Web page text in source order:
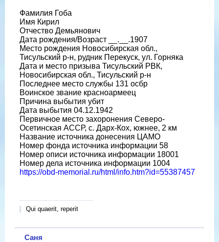
Фамилия Гоба
Имя Кирил
Отчество Демьянович
Дата рождения/Возраст __.__.1907
Место рождения Новосибирская обл.,
Тисульский р-н, рудник Перекуск, ул. Горняка
Дата и место призыва Тисульский РВК,
Новосибирская обл., Тисульский р-н
Последнее место службы 131 осбр
Воинское звание красноармеец
Причина выбытия убит
Дата выбытия 04.12.1942
Первичное место захоронения Северо-
Осетинская АССР, с. Дарх-Кох, южнее, 2 км
Название источника донесения ЦАМО
Номер фонда источника информации 58
Номер описи источника информации 18001
Номер дела источника информации 1004
https://obd-memorial.ru/html/info.htm?id=55387457
Qui quaerit, reperit
Саня